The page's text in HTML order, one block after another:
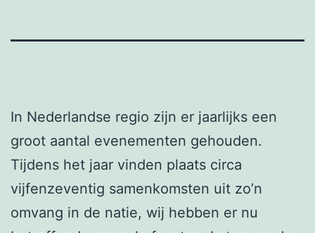
In Nederlandse regio zijn er jaarlijks een
groot aantal evenementen gehouden.
Tijdens het jaar vinden plaats circa
vijfenzeventig samenkomsten uit zo’n
omvang in de natie, wij hebben er nu